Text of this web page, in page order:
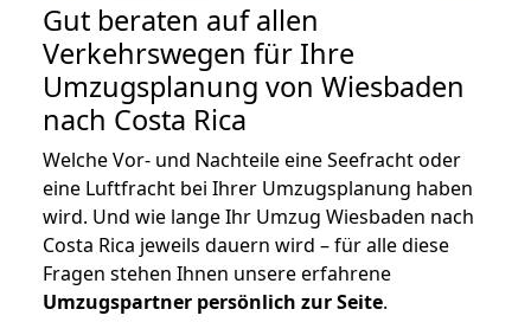
Gut beraten auf allen
Verkehrswegen für Ihre
Umzugsplanung von Wiesbaden
nach Costa Rica
Welche Vor- und Nachteile eine Seefracht oder
eine Luftfracht bei Ihrer Umzugsplanung haben
wird. Und wie lange Ihr Umzug Wiesbaden nach
Costa Rica jeweils dauern wird – für alle diese
Fragen stehen Ihnen unsere erfahrene
Umzugspartner persönlich zur Seite.